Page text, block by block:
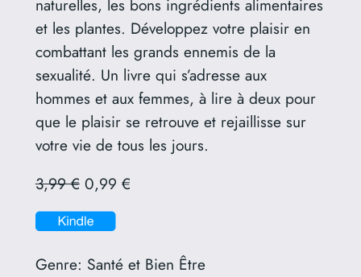
et les plantes. Développez votre plaisir en
combattant les grands ennemis de la
sexualité. Un livre qui s’adresse aux
hommes et aux femmes, à lire à deux pour
que le plaisir se retrouve et rejaillisse sur
votre vie de tous les jours.
3,99 €0,99 €
Genre: Santé et Bien Être